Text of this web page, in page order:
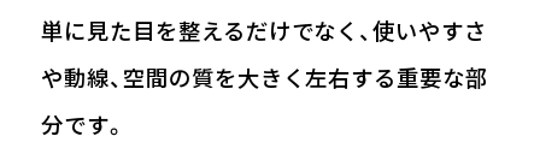
単に見た目を整えるだけでなく、使いやすさ
や動線、空間の質を大きく左右する重要な部
分です。